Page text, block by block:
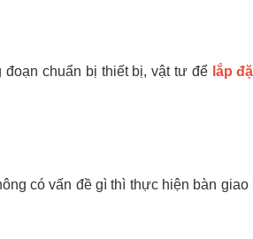
chuẩn bị thiết bị, vật tư để lắp
có vấn đề gì thì thực hiện bàn